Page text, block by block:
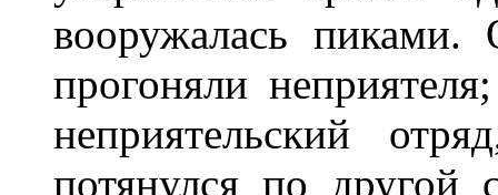
вооружалась
прогоняли
неприятельский
потянулся по другой